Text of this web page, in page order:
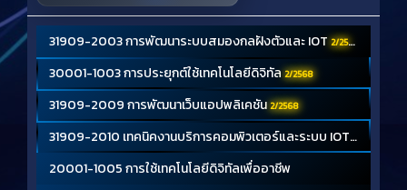
31909-2003 การพัฒนาระบบสมองกลฝังตัวและ IOT2/2568
30001-1003 การประยุกต์ใช้เทคโนโลยีดิจิทัล2/2568
31909-2009 การพัฒนาเว็บแอปพลิเคชัน2/2568
31909-2010 เทคนิคงานบริการคอมพิวเตอร์และระบบ IOT2/2568
20001-1005 การใช้เทคโนโลยีดิจิทัลเพื่ออาชีพ